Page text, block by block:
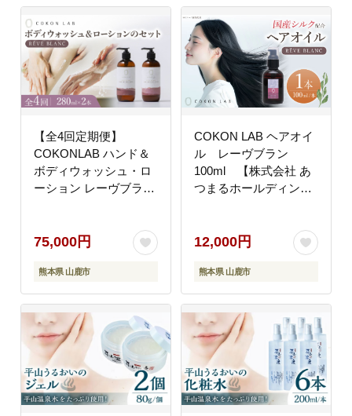
【全4回定期便】
COKONLAB ハンド＆
ボディウォッシュ・ロ
ーション レーヴブラン
ィングス NSP山鹿工
75,000円
熊本県 山鹿市
COKON LAB ヘアオイ
ル レーヴブラン
100ml 【株式会社 あ
つまるホールディング
12,000円
熊本県 山鹿市